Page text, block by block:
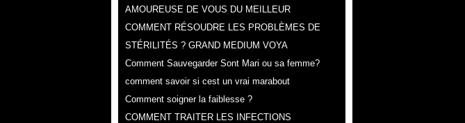
AMOUREUSE DE VOUS DU MEILLEUR
COMMENT RÉSOUDRE LES PROBLÈMES DE
STÉRILITÉS ? GRAND MEDIUM VOYA
Comment Sauvegarder Sont Mari ou sa femme?
comment savoir si cest un vrai marabout
Comment soigner la faiblesse ?
COMMENT TRAITER LES INFECTIONS